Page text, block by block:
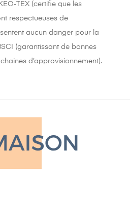
TEX (certifie que les
respectueuses de
aucun danger pour la
(garantissant de bonnes
d’approvisionnement).